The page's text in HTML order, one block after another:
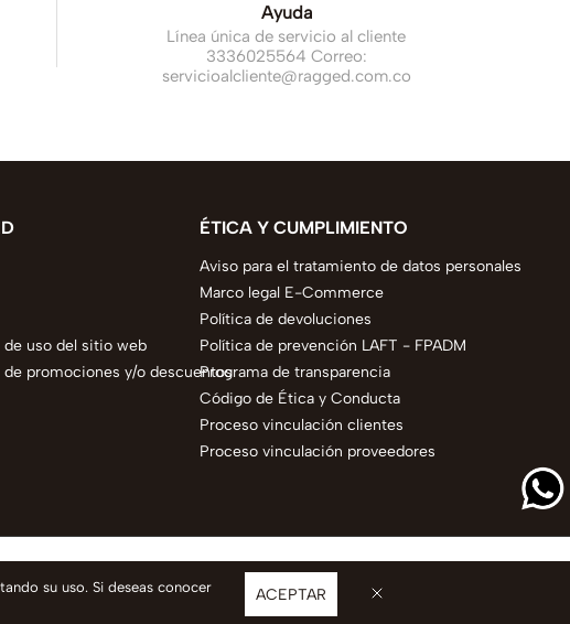
Ayuda
Línea única de servicio al cliente
3336025564 Correo:
servicioalcliente@ragged.com.co
uso del sitio web
promociones y/o descuentos
ÉTICA Y CUMPLIMIENTO
Aviso para el tratamiento de datos personales
Marco legal E-Commerce
Política de devoluciones
Política de prevención LAFT - FPADM
Programa de transparencia
Código de Ética y Conducta
Proceso vinculación clientes
Proceso vinculación proveedores
ACEPTAR
su uso. Si deseas conocer